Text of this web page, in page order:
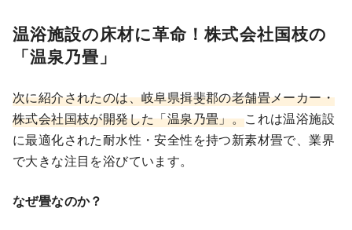
温浴施設の床材に革命！株式会社国枝の
「温泉乃畳」
次に紹介されたのは、岐阜県揖斐郡の老舗畳メーカー・
株式会社国枝が開発した「温泉乃畳」。これは温浴施設
に最適化された耐水性・安全性を持つ新素材畳で、業界
で大きな注目を浴びています。
なぜ畳なのか？